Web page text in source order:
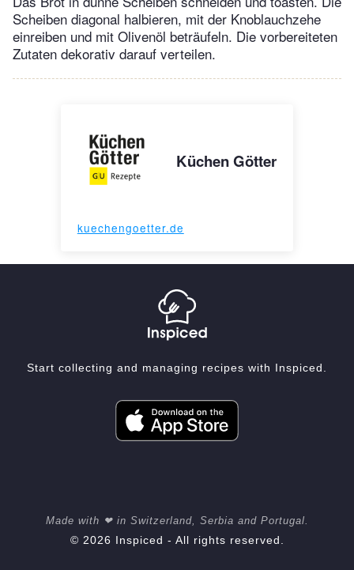
Scheiben diagonal halbieren, mit der Knoblauchzehe
einreiben und mit Olivenöl beträufeln. Die vorbereiteten
Zutaten dekorativ darauf verteilen.
Küchen Götter
kuechengoetter.de
Start collecting and managing recipes with Inspiced.
Made with ❤ in Switzerland, Serbia and Portugal.
© 2026 Inspiced - All rights reserved.